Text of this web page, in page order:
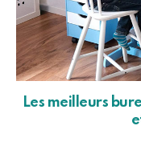
Les meilleurs